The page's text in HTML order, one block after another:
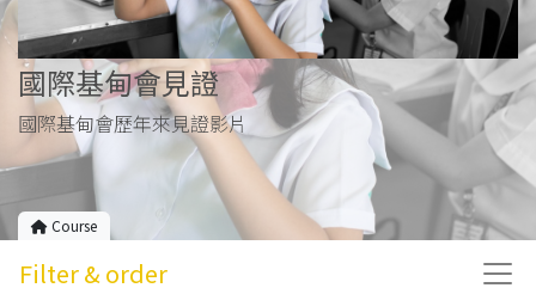
國際基甸會見證
國際基甸會歷年來見證影片
Course
Filter & order